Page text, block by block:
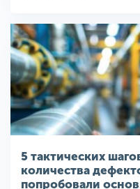
5 тактических
количества
попробовали